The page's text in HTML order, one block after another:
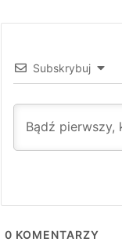
Subskrybuj
0 KOMENTARZY